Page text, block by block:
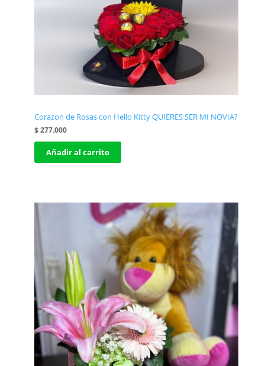
Corazon de Rosas con Hello Kitty QUIERES SER MI NOVIA?
$277.000
Añadir al carrito